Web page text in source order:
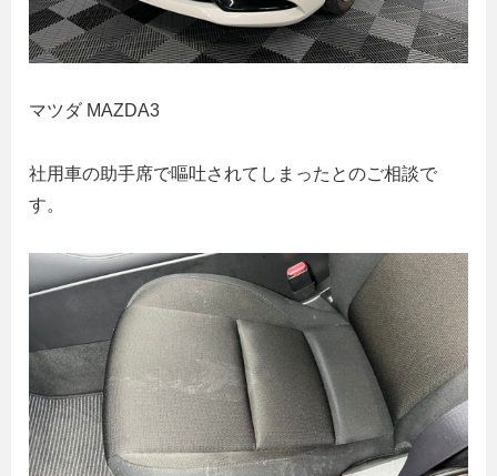
マツダ MAZDA3
社用車の助手席で嘔吐されてしまったとのご相談で
す。